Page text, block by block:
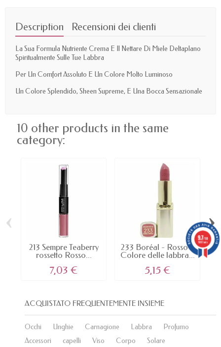
Description Recensioni dei clienti
La Sua Formula Nutriente Crema E Il Nettare Di Miele Deltaplano
Spiritualmente Sulle Tue Labbra
Per Un Comfort Assoluto E Un Colore Molto Luminoso
Un Colore Splendido, Sheen Supreme, E Una Bocca Sensazionale
10 other products in the same
category:
213 Sempre Teaberry
rossetto Rosso...
7,03 €
233 Boréal - Rosso il
Colore delle labbra...
5,15 €
‹ ›
ACQUISTATO FREQUENTEMENTE INSIEME
Occhi Unghie Carnagione Labbra
Profumo
Accessori
capelli Viso Corpo Solare
9.7/10
5887 avis